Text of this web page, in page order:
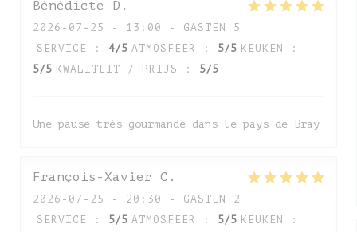
Bénédicte D
2026-07-25
- 13:00 - GASTEN 5
SERVICE
: 4/5 ATMOSFEER : 5/5 KEUKEN
:
5/5 KWALITEIT / PRIJS : 5/5
Une pause très gourmande dans le pays de Bray
François-Xavier C
2026-07-25
- 20:30 - GASTEN 2
SERVICE
: 5/5 ATMOSFEER : 5/5 KEUKEN
: